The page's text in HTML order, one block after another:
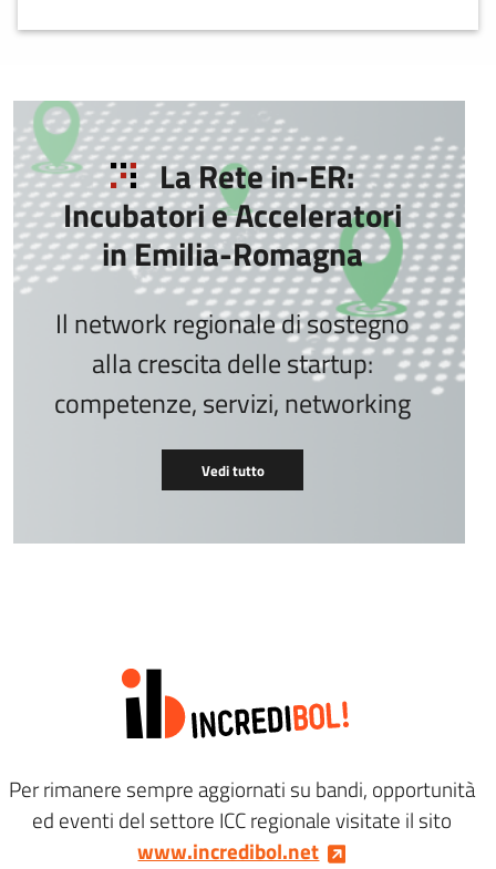
La Rete in-ER:
Incubatori e Acceleratori
in Emilia-Romagna
Il network regionale di sostegno
alla crescita delle startup:
competenze, servizi, networking
Vedi tutto
Per rimanere sempre aggiornati su bandi, opportunità
ed eventi del settore ICC regionale visitate il sito
www.incredibol.net